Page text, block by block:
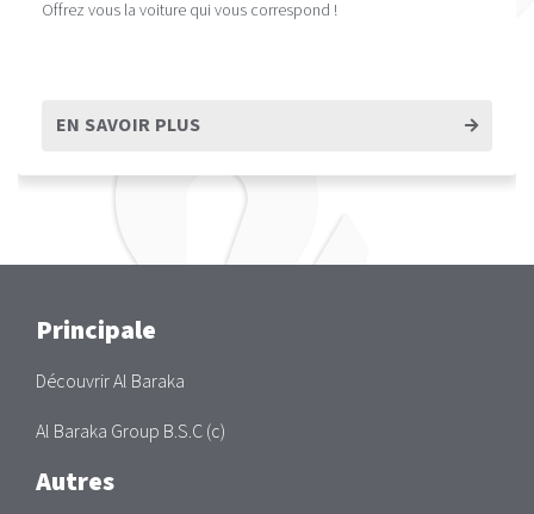
Offrez vous la voiture qui vous correspond !
EN SAVOIR PLUS
Main
Principale
Découvrir Al Baraka
Al Baraka Group B.S.C (c)
Autres